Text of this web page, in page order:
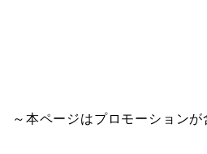
～本ページはプロモーションが